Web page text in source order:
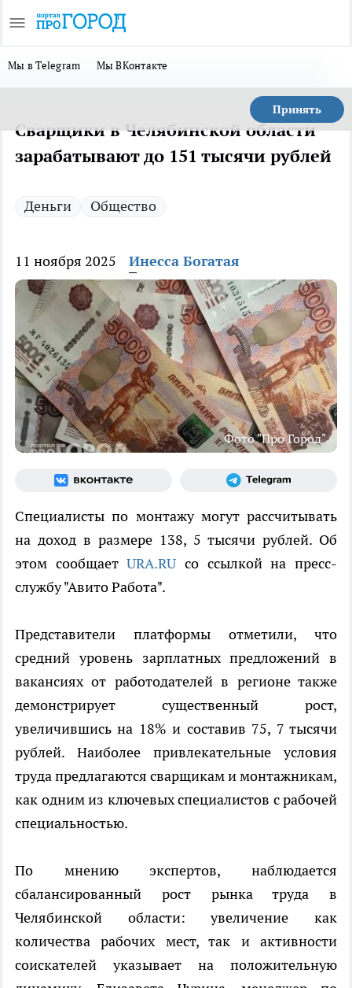
Мы в Telegram Мы ВКонтакте
Принять
Сварщики в Челябинской области
зарабатывают до 151 тысячи рублей
Деньги Общество
11 ноября 2025 Инесса Богатая
Фото "Про Город"
Специалисты по монтажу могут рассчитывать
на доход в размере 138, 5 тысячи рублей. Об
этом сообщаетURA.RUсо ссылкой на пресс-
службу "Авито Работа".
Представители платформы отметили, что
средний уровень зарплатных предложений в
вакансиях от работодателей в регионе также
демонстрирует существенный рост,
увеличившись на 18% и составив 75, 7 тысячи
рублей. Наиболее привлекательные условия
труда предлагаются сварщикам и монтажникам,
как одним из ключевых специалистов с рабочей
специальностью.
По мнению экспертов, наблюдается
сбалансированный рост рынка труда в
Челябинской области: увеличение как
количества рабочих мест, так и активности
соискателей указывает на положительную